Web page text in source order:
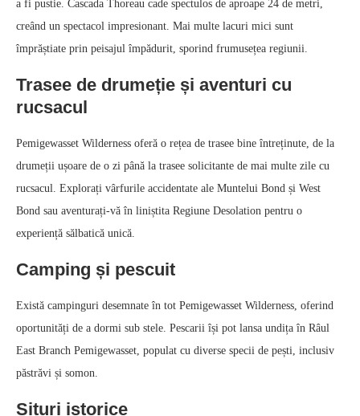
a fi pustie. Cascada Thoreau cade spectulos de aproape 24 de metri,
creând un spectacol impresionant. Mai multe lacuri mici sunt
împrăștiate prin peisajul împădurit, sporind frumusețea regiunii.
Trasee de drumeție și aventuri cu
rucsacul
Pemigewasset Wilderness oferă o rețea de trasee bine întreținute, de la
drumeții ușoare de o zi până la trasee solicitante de mai multe zile cu
rucsacul. Explorați vârfurile accidentate ale Muntelui Bond și West
Bond sau aventurați-vă în liniștita Regiune Desolation pentru o
experiență sălbatică unică.
Camping și pescuit
Există campinguri desemnate în tot Pemigewasset Wilderness, oferind
oportunități de a dormi sub stele. Pescarii își pot lansa undița în Râul
East Branch Pemigewasset, populat cu diverse specii de pești, inclusiv
păstrăvi și somon.
Situri istorice